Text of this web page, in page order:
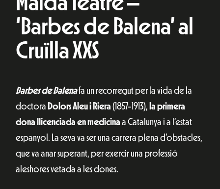
‘Barbes de Balena’ al
Cruïlla XXS
Barbes de Balenafa un recorregut per la vida de la
doctora Dolors Aleu i Riera (1857-1913), la primera
dona llicenciada en medicina a Catalunya i a l’estat
espanyol. La seva va ser una carrera plena d’obstacles,
que va anar superant, per exercir una professió
aleshores vetada a les dones.